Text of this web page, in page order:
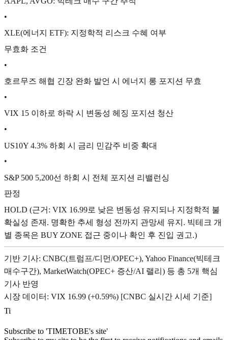
•
XLE(에너지 ETF): 지정학적 리스크 수혜 여부
무효화 조건
•
호르무즈 해협 긴장 완화 발언 시 에너지 롱 포지션 무효
•
VIX 15 이하로 하락 시 변동성 헤징 포지션 청산
•
US10Y 4.3% 하회 시 금리 민감주 비중 확대
•
S&P 500 5,200선 하회 시 전체 포지션 리밸런싱
판정
HOLD (근거: VIX 16.99로 낮은 변동성 유지되나 지정학적 불
확실성 존재. 명확한 추세 형성 전까지 관망세 유지. 빅테크 개
별 종목은 BUY ZONE 접근 중이나 확인 후 진입 권고.)
기반 기사: CNBC(트럼프/디먼/OPEC+), Yahoo Finance(빅테크
매수구간), MarketWatch(OPEC+ 증산/AI 랠리) 등 총 5개 핵심
기사 반영
시장 데이터: VIX 16.99 (+0.59%) [CNBC 실시간 시세 기준]
Ti
Subscribe to 'TIMETOBE's site'